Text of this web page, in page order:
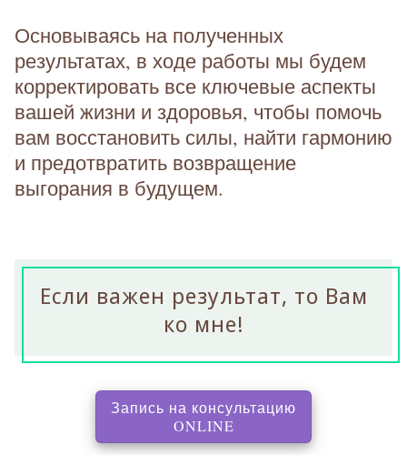
Основываясь на полученных
результатах, в ходе работы мы будем
корректировать все ключевые аспекты
вашей жизни и здоровья, чтобы помочь
вам восстановить силы, найти гармонию
и предотвратить возвращение
выгорания в будущем.
Если важен результат, то Вам
ко мне!
Запись на консультацию
ONLINE, перенаправляет на